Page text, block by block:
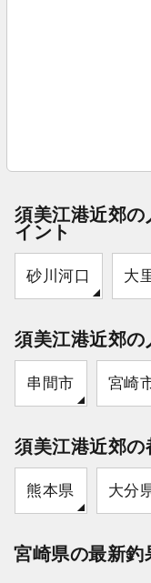
須美江港近郊
イント
砂川河口 大
須美江港近郊の
串間市 宮崎
須美江港近郊の
熊本県 大分
宮崎県の最新釣